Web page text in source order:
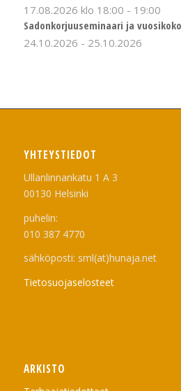
17.08.2026 klo 18:00 - 19:00
Sadonkorjuuseminaari ja
24.10.2026 - 25.10.2026
YHTEYSTIEDOT
Ullanlinnankatu 1 A 3
00130 Helsinki
puhelin:
010 387 4770
sähköposti: sml(at)hunaja.net
Tietosuojaselosteet
ARKISTO